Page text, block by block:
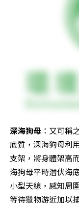
深海狗母 ：又可稱
底質，深海狗母利
支架，將身體架高
海狗母平時潛伏海
小型天線，感知周
等待獵物游近加以